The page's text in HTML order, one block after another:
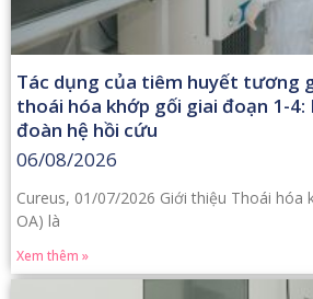
Tác dụng của tiêm huyết tương
thoái hóa khớp gối giai đoạn 1-
đoàn hệ hồi cứu
06/08/2026
Cureus, 01/07/2026 Giới thiệu Thoái hóa
OA) là
Xem thêm »